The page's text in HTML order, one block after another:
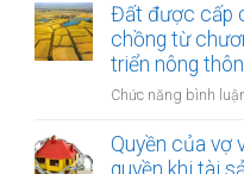
Đất được cấp
chồng từ
triển nông thôn
Chức năng bình
Quyền của vợ